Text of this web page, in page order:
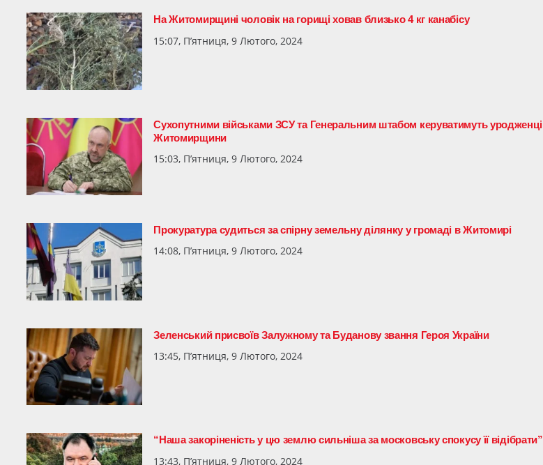
На Житомирщині чоловік на горищі ховав близько 4 кг канабісу
15:07, П’ятниця, 9 Лютого, 2024
Сухопутними військами ЗСУ та Генеральним штабом керуватимуть уродженці
Житомирщини
15:03, П’ятниця, 9 Лютого, 2024
Прокуратура судиться за спірну земельну ділянку у громаді в Житомирі
14:08, П’ятниця, 9 Лютого, 2024
Зеленський присвоїв Залужному та Буданову звання Героя України
13:45, П’ятниця, 9 Лютого, 2024
“Наша закоріненість у цю землю сильніша за московську спокусу її відібрати”
13:43, П’ятниця, 9 Лютого, 2024